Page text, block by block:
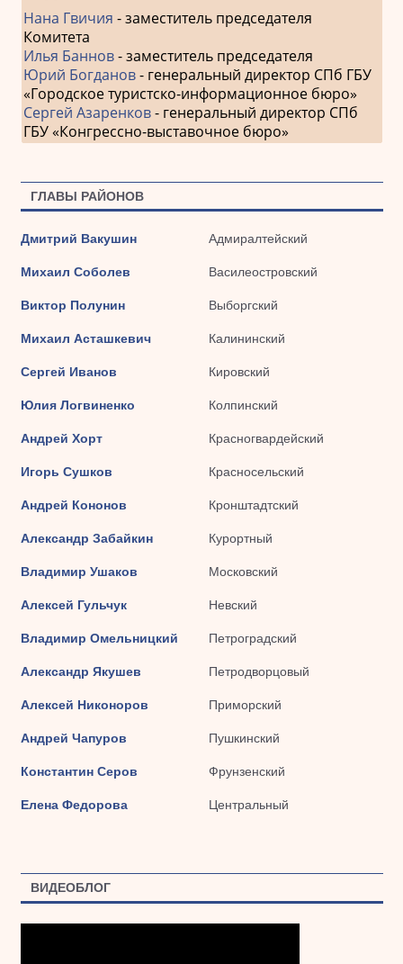
Нана Гвичия - заместитель председателя
Комитета
Илья Баннов- заместитель председателя
Юрий Богданов- генеральный директор СПб ГБУ
«Городское туристско-информационное бюро»
Сергей Азаренков- генеральный директор СПб
ГБУ «Конгрессно-выставочное бюро»
ГЛАВЫ РАЙОНОВ
Дмитрий Вакушин Адмиралтейский
Михаил Соболев Василеостровский
Виктор Полунин Выборгский
Михаил Асташкевич Калининский
Сергей Иванов Кировский
Юлия Логвиненко Колпинский
Андрей Хорт Красногвардейский
Игорь Сушков Красносельский
Андрей Кононов Кронштадтский
Александр Забайкин Курортный
Владимир Ушаков Московский
Алексей Гульчук Невский
Владимир Омельницкий Петроградский
Александр Якушев Петродворцовый
Алексей Никоноров Приморский
Андрей Чапуров Пушкинский
Константин Серов Фрунзенский
Елена Федорова Центральный
ВИДЕОБЛОГ